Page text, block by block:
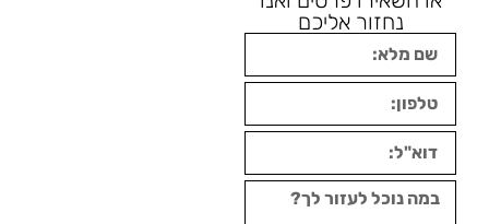
נחזור אליכם